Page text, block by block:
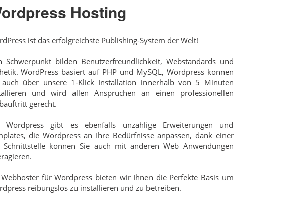
Hosting
ist das erfolgreichste Publishing-System der Welt!
Schwerpunkt bilden Benutzerfreundlichkeit, Webstandards und
WordPress basiert auf PHP und MySQL, Wordpress können
auch über unsere 1-Klick Installation innerhalb von 5 Minuten
und wird allen Ansprüchen an einen professionellen
gerecht.
Wordpress gibt es ebenfalls unzählige Erweiterungen und
die Wordpress an Ihre Bedürfnisse anpassen, dank einer
Schnittstelle können Sie auch mit anderen Web Anwendungen
für Wordpress bieten wir Ihnen die Perfekte Basis um
reibungslos zu installieren und zu betreiben.